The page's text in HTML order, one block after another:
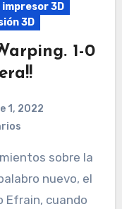
impresor 3D
3D
1-0
1, 2022
nuevo, el
Efrain, cuando